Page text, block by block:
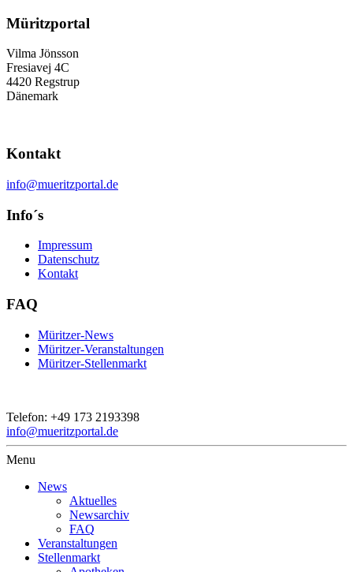
Müritzportal
Vilma Jönsson
Fresiavej 4C
4420 Regstrup
Dänemark
Kontakt
info@mueritzportal.de
Info´s
Impressum
Datenschutz
Kontakt
FAQ
Müritzer-News
Müritzer-Veranstaltungen
Müritzer-Stellenmarkt
Telefon: +49 173 2193398
info@mueritzportal.de
Menu
News
Aktuelles
Newsarchiv
FAQ
Veranstaltungen
Stellenmarkt